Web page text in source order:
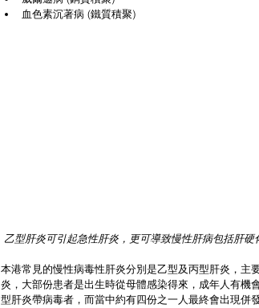
血色素沉著病 (鐵質積聚)
乙型肝炎可引起急性肝炎，更可導致慢性肝病包括肝硬
本港常見的慢性病毒性肝炎分別是乙型及丙型肝炎，主
炎，大部份患者是出生時從母體感染得來，成年人有機
型肝炎帶病毒者，而當中約有四份之一人最終會出現併